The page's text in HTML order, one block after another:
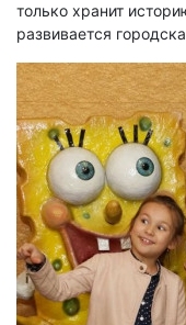
только хранит
развивается